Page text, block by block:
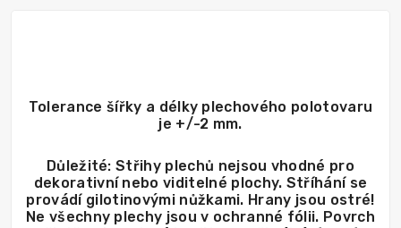
Tolerance šířky a délky plechového polotovaru
je +/-2 mm.
Důležité: Střihy plechů nejsou vhodné pro
dekorativní nebo viditelné plochy. Stříhání se
provádí gilotinovými nůžkami. Hrany jsou ostré!
Ne všechny plechy jsou v ochranné fólii. Povrch